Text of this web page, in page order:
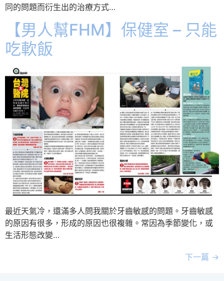
同的問題而衍生出的治療方式…
【男人幫FHM】保健室 – 只能
吃軟飯
最近天氣冷，還滿多人問我關於牙齒敏感的問題。牙齒敏感
的原因有很多，形成的原因也很複雜。常因為季節變化，或
生活形態改變…
下一篇 →